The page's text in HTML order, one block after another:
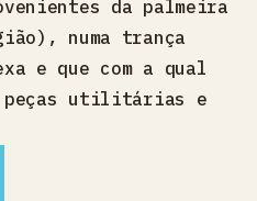
da palmeira
numa trança
e que com a qual
peças utilitárias e